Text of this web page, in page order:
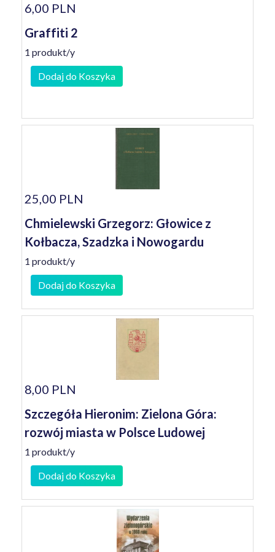
6,00 PLN
Graffiti 2
1 produkt/y
Dodaj do Koszyka
25,00 PLN
Chmielewski Grzegorz: Głowice z
Kołbacza, Szadzka i Nowogardu
1 produkt/y
Dodaj do Koszyka
8,00 PLN
Szczegóła Hieronim: Zielona Góra:
rozwój miasta w Polsce Ludowej
1 produkt/y
Dodaj do Koszyka